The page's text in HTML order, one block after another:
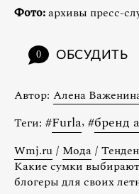
Фото:архивы пресс-
0 ОБСУДИТЬ
Автор: Алена
Теги: #Furla, #бренд
Wmj.ru / Мода /
Какие сумки
блогеры для своих